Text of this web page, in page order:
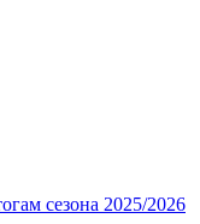
сезона 2025/2026